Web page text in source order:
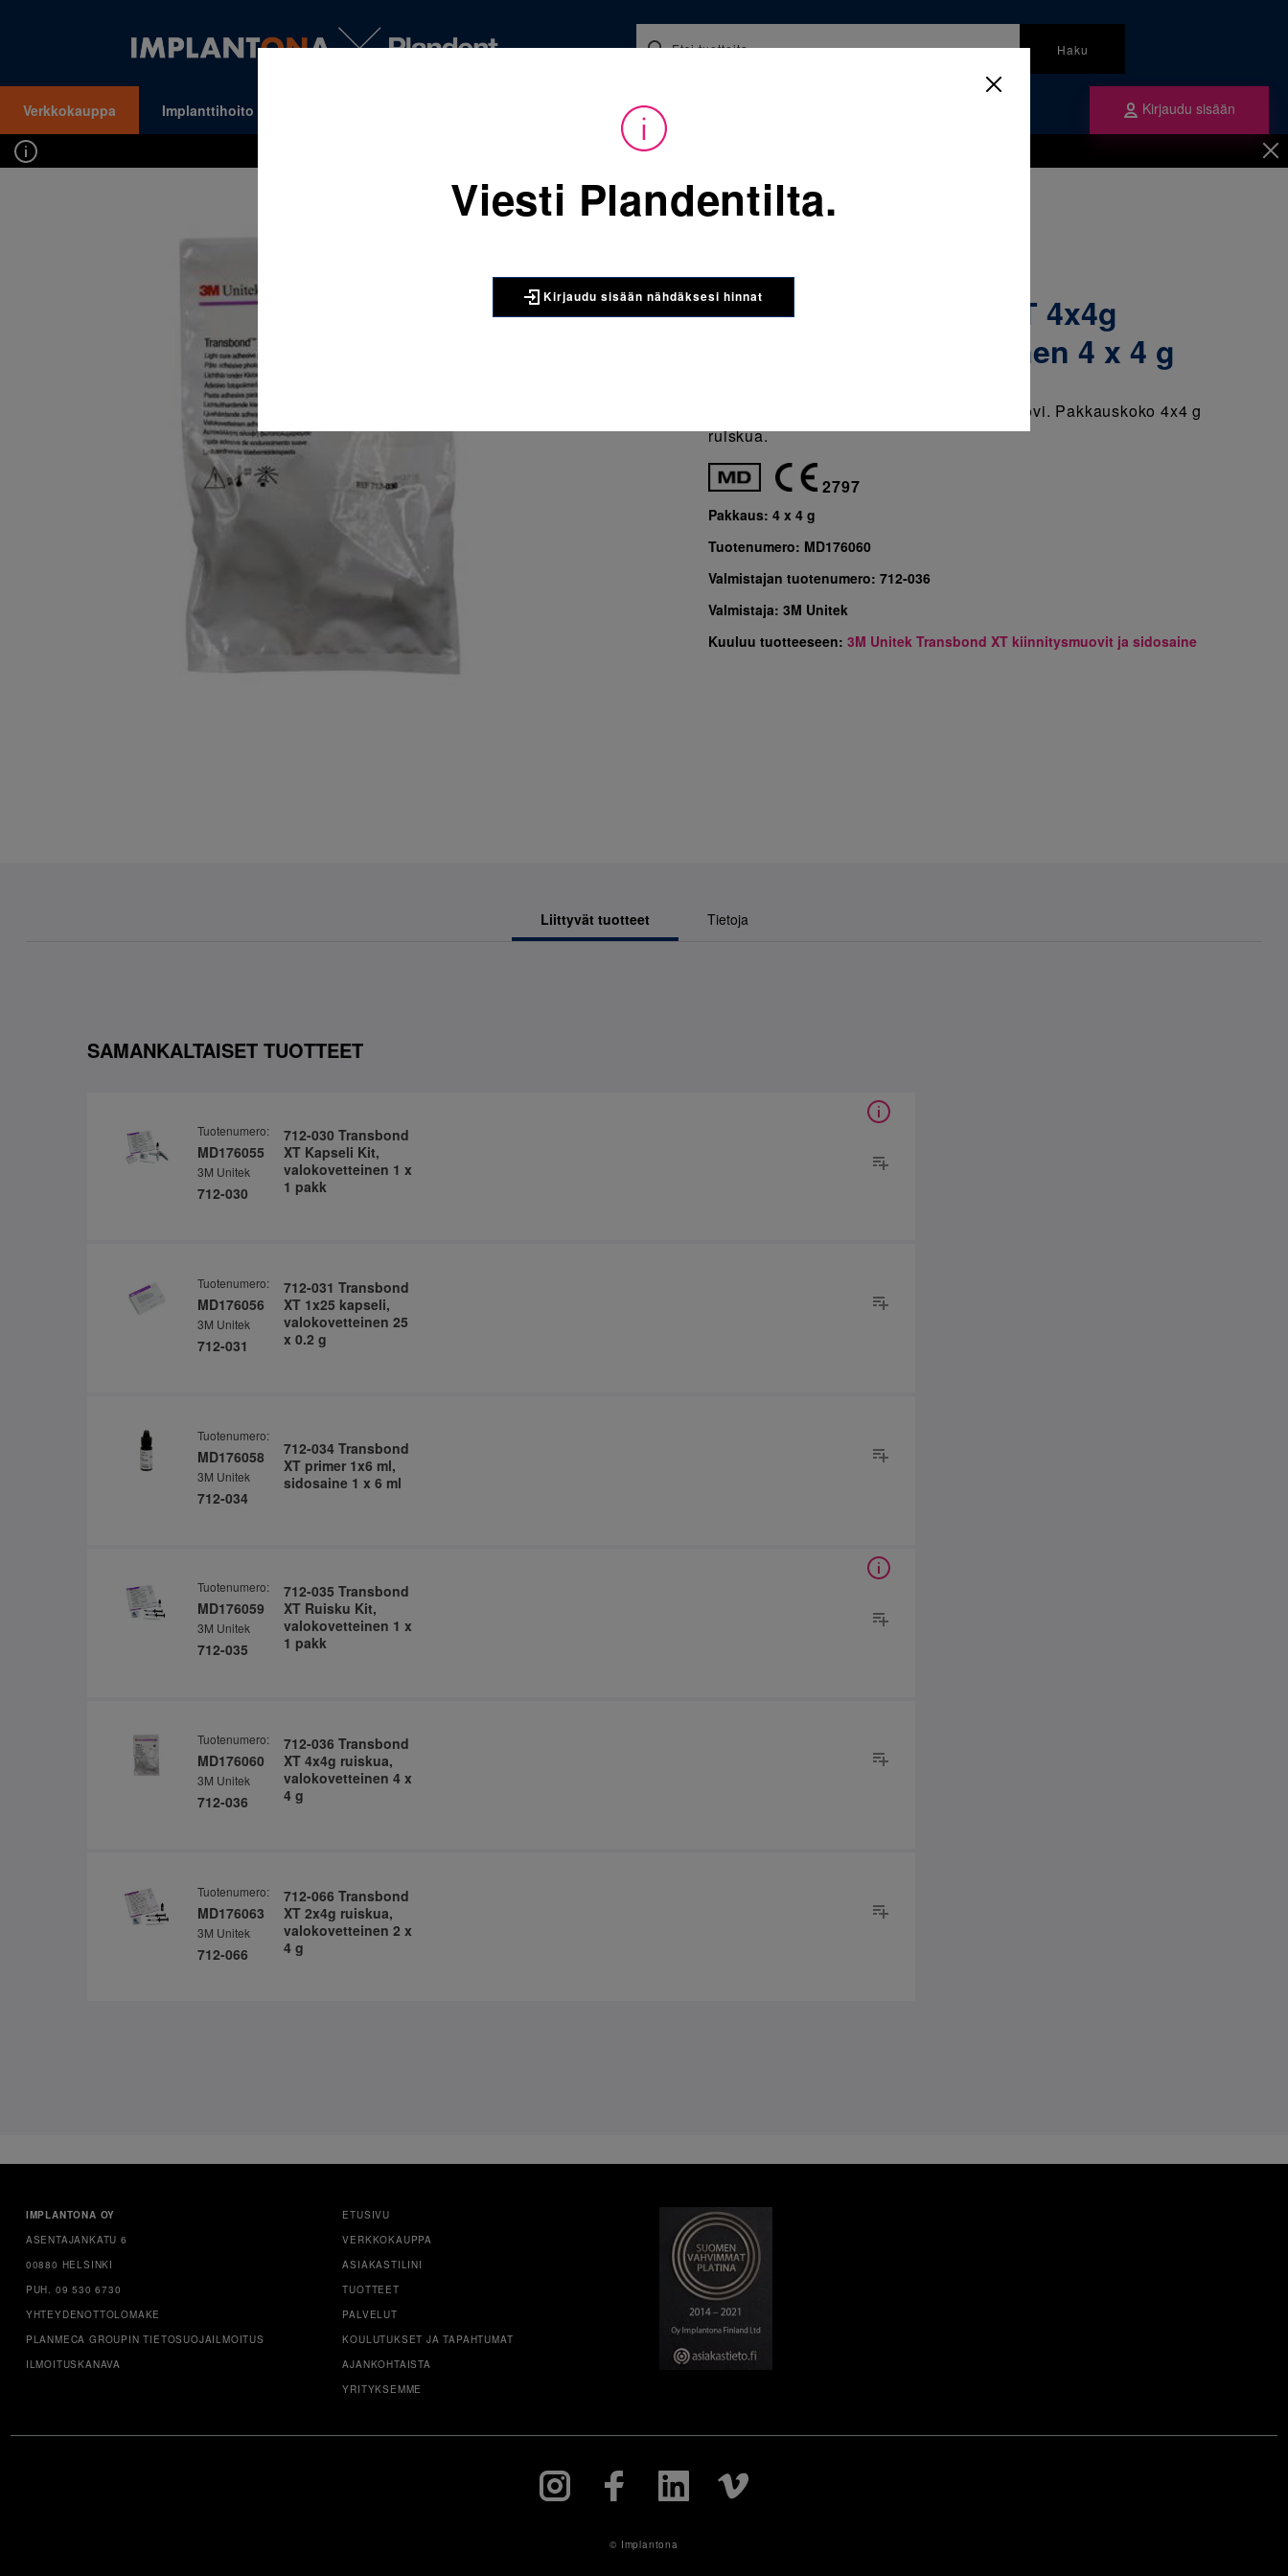
Haku
Verkkokauppa Implanttihoito Ajankohtaista Kirjaudu sisään
Kirjaudu sisään nähdäksesi hinnat. Tarvitsetko tunnukset verkkokauppaan? Tilaa ne
Sijainti:Tarvikkeet / Oikominen
3M UNITEK
712-036 Transbond XT 4x4g
ruiskua, valokovetteinen 4 x 4 g
Transbond XT valokovetteinen kiinnikemuovi. Pakkauskoko 4x4 g
ruiskua.
2797
Pakkaus:4 x 4 g
Tuotenumero: MD176060
Valmistajan tuotenumero:712-036
Valmistaja:3M Unitek
Kuuluu tuotteeseen:3M Unitek Transbond XT kiinnitysmuovit ja sidosaine
Liittyvät tuotteet Tietoja
SAMANKALTAISET TUOTTEET
Tuotenumero:
MD176055
3M Unitek
712-030
712-030 Transbond
XT Kapseli Kit,
valokovetteinen 1 x
1 pakk
Tuotenumero:
MD176056
3M Unitek
712-031
712-031 Transbond
XT 1x25 kapseli,
valokovetteinen 25
x 0.2 g
Tuotenumero:
MD176058
3M Unitek
712-034
712-034 Transbond
XT primer 1x6 ml,
sidosaine 1 x 6 ml
Tuotenumero:
MD176059
3M Unitek
712-035
712-035 Transbond
XT Ruisku Kit,
valokovetteinen 1 x
1 pakk
Tuotenumero:
MD176060
3M Unitek
712-036
712-036 Transbond
XT 4x4g ruiskua,
valokovetteinen 4 x
4 g
Tuotenumero:
MD176063
3M Unitek
712-066
712-066 Transbond
XT 2x4g ruiskua,
valokovetteinen 2 x
4 g
Viesti Plandentilta.
Kirjaudu sisään nähdäksesi hinnat
IMPLANTONA OY
ASENTAJANKATU 6
00880 HELSINKI
PUH. 09 530 6730
YHTEYDENOTTOLOMAKE
PLANMECA GROUPIN TIETOSUOJAILMOITUS
ILMOITUSKANAVA
ETUSIVU
VERKKOKAUPPA
ASIAKASTILINI
TUOTTEET
PALVELUT
KOULUTUKSET JA TAPAHTUMAT
AJANKOHTAISTA
YRITYKSEMME
© Implantona